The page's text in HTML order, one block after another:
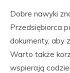
Dobre nawyki
Przedsiębiorca
dokumenty, aby
Warto także
wspierają